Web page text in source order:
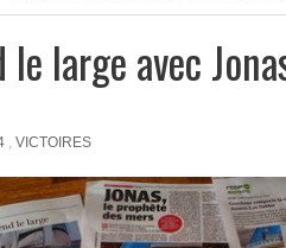
le large avec
, VICTOIRES